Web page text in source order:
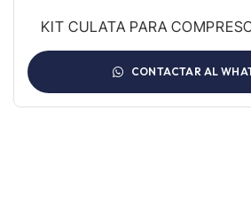
KIT CULATA PARA
CONTACTAR AL